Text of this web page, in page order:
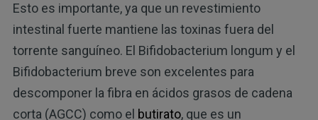
Esto es importante, ya que un revestimiento
intestinal fuerte mantiene las toxinas fuera del
torrente sanguíneo. El Bifidobacterium longum y el
Bifidobacterium breve son excelentes para
descomponer la fibra en ácidos grasos de cadena
corta (AGCC) como el butirato, que es un